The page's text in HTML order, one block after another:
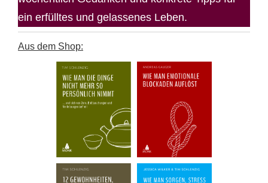
ein erfülltes und gelassenes Leben.
Aus dem Shop: